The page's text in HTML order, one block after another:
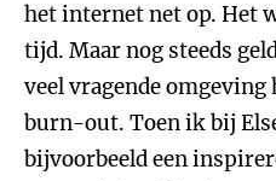
het internet net op. Het
tijd. Maar nog steeds
veel vragende
burn-out. Toen ik bij
bijvoorbeeld een